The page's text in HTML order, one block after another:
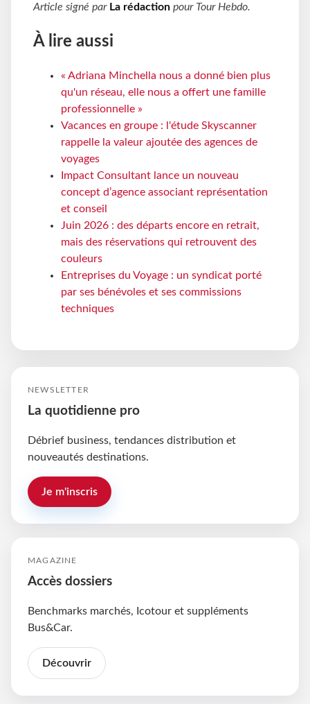
Article signé par La rédaction pour Tour Hebdo.
À lire aussi
« Adriana Minchella nous a donné bien plus
qu'un réseau, elle nous a offert une famille
professionnelle »
Vacances en groupe : l'étude Skyscanner
rappelle la valeur ajoutée des agences de
voyages
Impact Consultant lance un nouveau
concept d’agence associant représentation
et conseil
Juin 2026 : des départs encore en retrait,
mais des réservations qui retrouvent des
couleurs
Entreprises du Voyage : un syndicat porté
par ses bénévoles et ses commissions
techniques
NEWSLETTER
La quotidienne pro
Débrief business, tendances distribution et
nouveautés destinations.
Je m'inscris
MAGAZINE
Accès dossiers
Benchmarks marchés, Icotour et suppléments
Bus&Car.
Découvrir